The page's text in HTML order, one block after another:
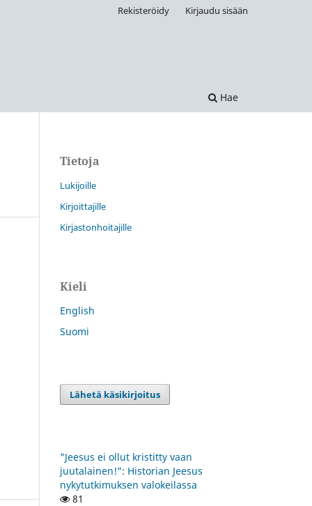
Hae
Rekisteröidy Kirjaudu sisään
Tietoja
Lukijoille
Kirjoittajille
Kirjastonhoitajille
Kieli
English
Suomi
Lähetä käsikirjoitus
"Jeesus ei ollut kristitty vaan
juutalainen!": Historian Jeesus
nykytutkimuksen valokeilassa
81